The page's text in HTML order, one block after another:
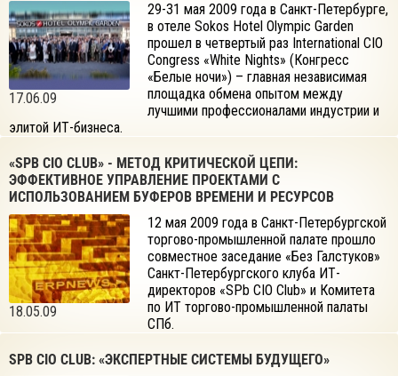
17.06.09
29-31 мая 2009 года в Санкт-Петербурге,
в отеле Sokos Hotel Olympic Garden
прошел в четвертый раз International CIO
Congress «White Nights» (Конгресс
«Белые ночи») – главная независимая
площадка обмена опытом между
лучшими профессионалами индустрии и
элитой ИТ-бизнеса.
«SPB CIO CLUB» - МЕТОД КРИТИЧЕСКОЙ ЦЕПИ:
ЭФФЕКТИВНОЕ УПРАВЛЕНИЕ ПРОЕКТАМИ С
ИСПОЛЬЗОВАНИЕМ БУФЕРОВ ВРЕМЕНИ И РЕСУРСОВ
18.05.09
12 мая 2009 года в Санкт-Петербургской
торгово-промышленной палате прошло
совместное заседание «Без Галстуков»
Санкт-Петербургского клуба ИТ-
директоров «SPb CIO Club» и Комитета
по ИТ торгово-промышленной палаты
СПб.
SPB CIO CLUB: «ЭКСПЕРТНЫЕ СИСТЕМЫ БУДУЩЕГО»